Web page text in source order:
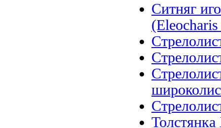
Ситняг